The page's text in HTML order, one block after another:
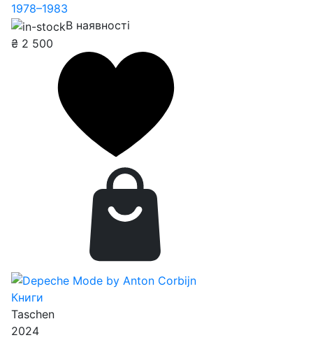
1978–1983
В наявності
₴ 2 500
Книги
Taschen
2024